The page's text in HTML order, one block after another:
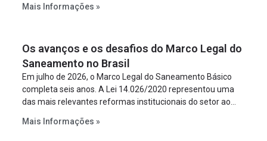
empreendimento. Ou seja, a suposta “fraude à licitação” é
projeto a projeto.
Mais Informações »
Os avanços e os desafios do Marco Legal do
Saneamento no Brasil
Em julho de 2026, o Marco Legal do Saneamento Básico
completa seis anos. A Lei 14.026/2020 representou uma
das mais relevantes reformas institucionais do setor ao
serviços, ampliar a participação da iniciativa privada,
Mais Informações »